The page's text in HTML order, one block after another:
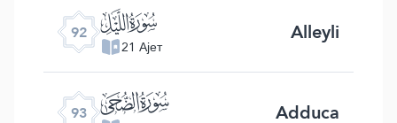
92 ﰉ
21 Ајет Alleyli
93 ﰊ Adduca